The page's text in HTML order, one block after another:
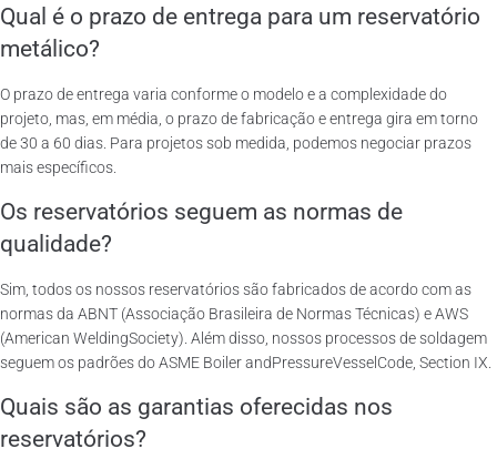
Qual é o prazo de entrega para um reservatório
metálico?
O prazo de entrega varia conforme o modelo e a complexidade do
projeto, mas, em média, o prazo de fabricação e entrega gira em torno
de 30 a 60 dias. Para projetos sob medida, podemos negociar prazos
mais específicos.
Os reservatórios seguem as normas de
qualidade?
Sim, todos os nossos reservatórios são fabricados de acordo com as
normas da ABNT (Associação Brasileira de Normas Técnicas) e AWS
(American WeldingSociety). Além disso, nossos processos de soldagem
seguem os padrões do ASME Boiler andPressureVesselCode, Section IX.
Quais são as garantias oferecidas nos
reservatórios?